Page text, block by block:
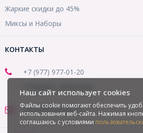
Жаркие скидки до 45%
Миксы и Наборы
КОНТАКТЫ
+7 (977) 977-01-20
office@mirbusin.ru
Наш сайт использует cookies
Файлы cookie помогают обеспечить
использования веб-сайта. Нажимая
соглашаюсь с условиями